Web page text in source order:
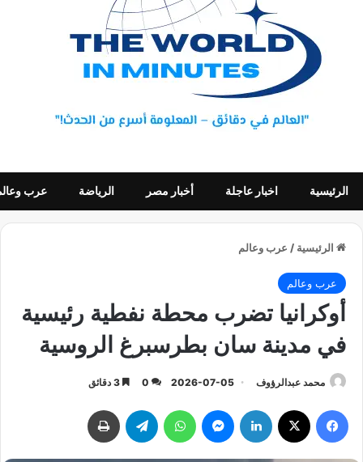
الرئيسية اخبار عاجلة أخبار مصر الرياضة عرب
الرئيسية / عرب وعالم
عرب وعالم
أوكرانيا تضرب محطة نفطية رئيسية
في مدينة سان بطرسبرغ الروسية
محمد عبدالرؤوف 2026-07-05
0